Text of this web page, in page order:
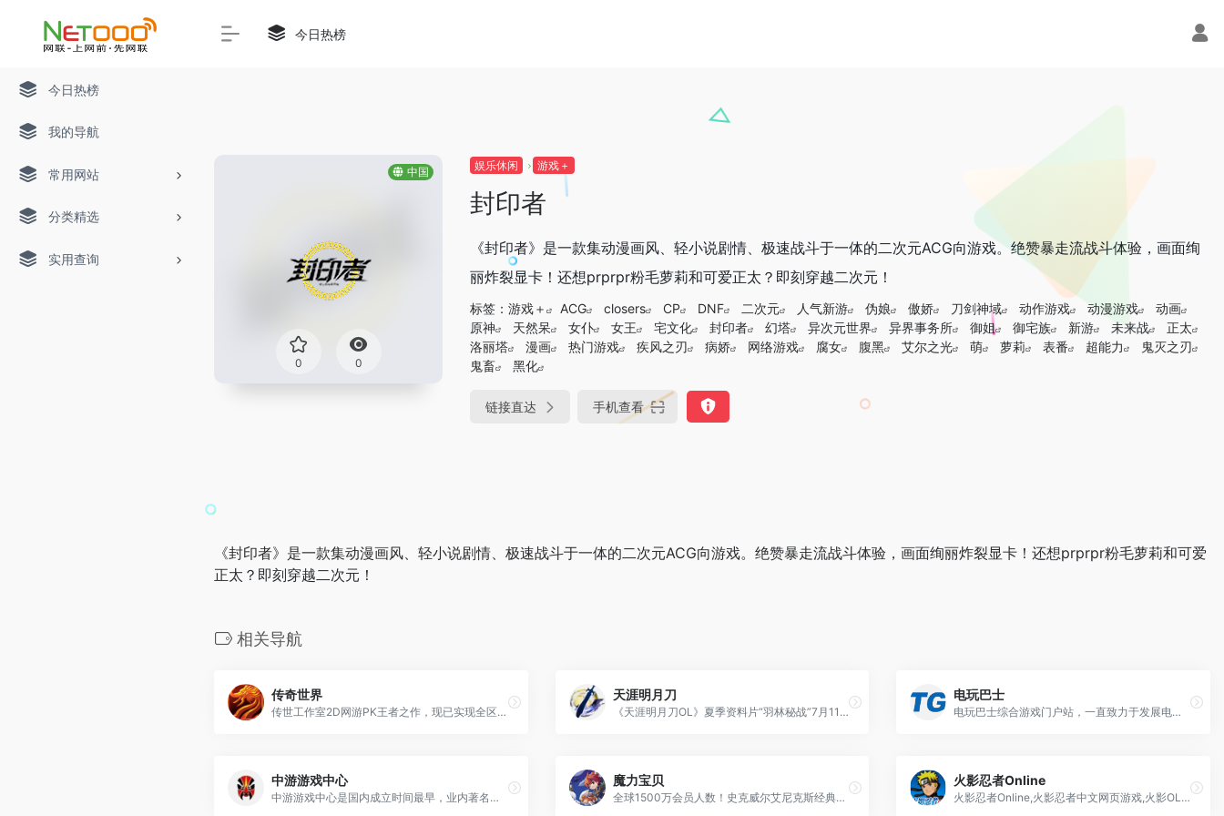
今日热榜
我的导航
常用网站
分类精选
实用查询
今日热榜
中国
0 0
娱乐休闲 游戏＋
封印者
《封印者》是一款集动漫画风、轻小说剧情、极速战斗于一体的二次元ACG向游戏。绝赞暴走流战斗体验，画面绚
丽炸裂显卡！还想prprpr粉毛萝莉和可爱正太？即刻穿越二次元！
标签： 游戏＋ ACG closers CP DNF 二次元 人气新游 伪娘 傲娇 刀剑神域 动作游戏 动漫游戏
动画
原神
天然呆 女仆 女王 宅文化 封印者 幻塔 异次元世界 异界事务所 御姐 御宅族 新游 未来战
正太
洛丽塔
漫画 热门游戏 疾风之刃 病娇 网络游戏 腐女 腹黑 艾尔之光 萌 萝莉 表番 超能力
鬼灭之刃
鬼畜
黑化
链接直达 手机查看
《封印者》是一款集动漫画风、轻小说剧情、极速战斗于一体的二次元ACG向游戏。绝赞暴走流战斗体验，画面绚丽炸裂显卡！还想prprpr粉毛萝莉和可爱
正太？即刻穿越二次元！
相关导航
传奇世界
传世工作室2D网游PK王者之作，现已实现全区跨服互通，战法道妖四职业完美平衡。从天空到海底，广阔的修真之旅，邀您畅爽体验传世打宝PK之旅。
天涯明月刀
《天涯明月刀OL》夏季资料片“羽林秘战”7月11日正式开启，新地图、新话本、新玩法、同名新大区福利开启，8×8超广阔大地图，江湖如画影视级视觉享受！
电玩巴士
电玩巴士综合游戏门户站，一直致力于发展电玩产业和游戏事业，为全球用户24小时提供全面的游戏和主机资讯，游戏评测，游戏攻略，游戏视频，游戏资料库，以及打造拥有数千万会员的社交新媒体平台。
中游游戏中心
中游游戏中心是国内成立时间最早，业内著名的棋牌休闲游戏平台，提供棋牌休闲和网络竞技等各种游戏，下载中游游戏大厅即可免费畅玩包括棋牌、麻将、休闲游戏在内的各种游戏，成立17年来注册用户已超3亿，忙时在线人数超30万，各种游戏社团超2万个。
魔力宝贝
全球1500万会员人数！史克威尔艾尼克斯经典回合制网游《魔力宝贝》推出怀旧版，经典的任务，新颖的玩法等待着您来体验，参与PK大赛，更有PS3拿！魔力魔力，随心所欲！魔力一夏，你就知道！
火影忍者Online
火影忍者Online,火影忍者中文网页游戏,火影OL是国内唯一获得正版火影忍者漫画授权及正版火影忍者游戏改编权的游戏,腾讯游戏 魔方工作室出品